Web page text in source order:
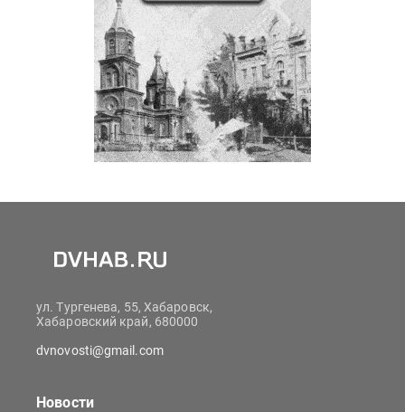
ул. Тургенева, 55, Хабаровск,
Хабаровский край, 680000
dvnovosti@gmail.com
Новости